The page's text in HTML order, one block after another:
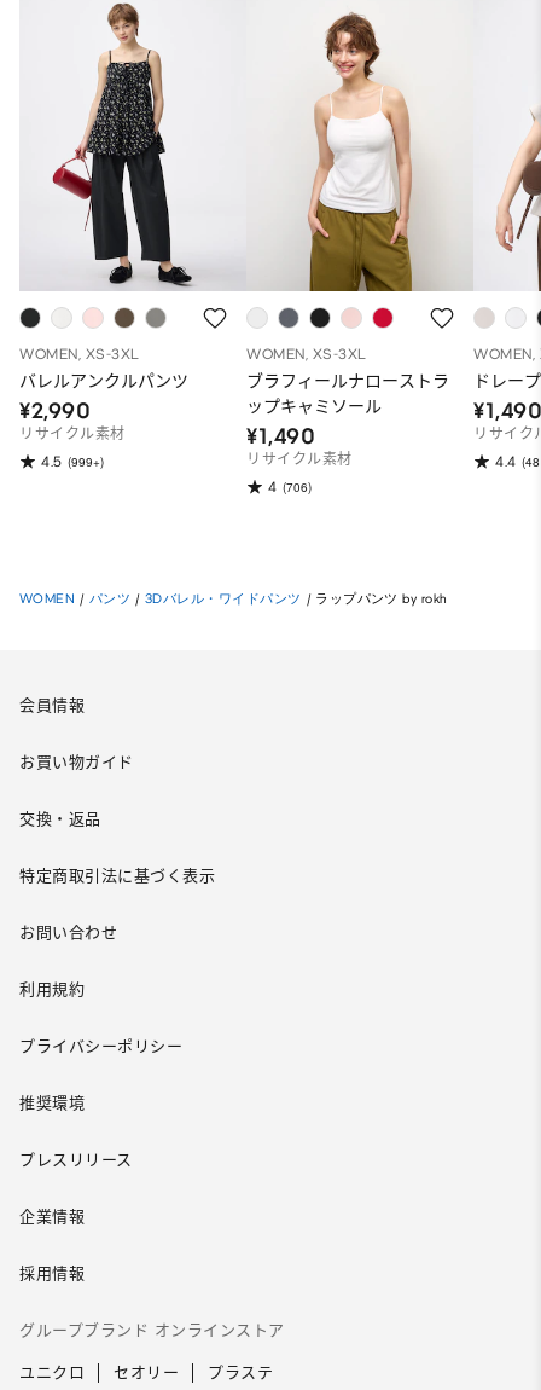
WOMEN, XS-3XL
バレルアンクルパンツ
¥2,990
リサイクル素材
4.5 (999+)
WOMEN, XS-3XL
ブラフィールナローストラ
ップキャミソール
¥1,490
リサイクル素材
4 (706)
WOMEN,
ドレー
リサイク
4.4
WOMEN / パンツ / 3Dバレル・ワイドパンツ / ラップパンツ by rokh
会員情報
お買い物ガイド
交換・返品
特定商取引法に基づく表示
お問い合わせ
利用規約
プライバシーポリシー
推奨環境
プレスリリース
企業情報
採用情報
グループブランド オンラインストア
ユニクロ セオリー プラステ